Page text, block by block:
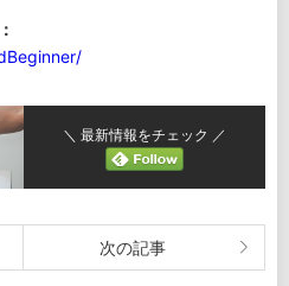
＼ 最新情報をチェック ／